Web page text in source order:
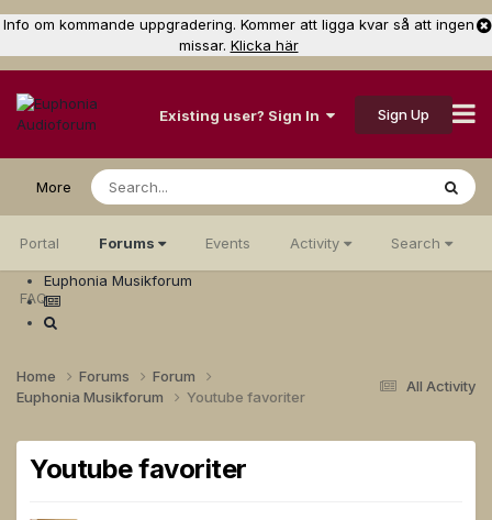
Info om kommande uppgradering. Kommer att ligga kvar så att ingen
missar. Klicka här
Existing user? Sign In Sign Up
More
Portal Forums Events Activity Search
FAQ
Euphonia Musikforum
All Activity
Home Forums
Forum
Euphonia Musikforum
Youtube favoriter
Youtube favoriter